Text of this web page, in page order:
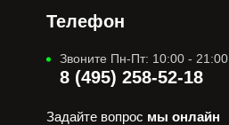
Телефон
Звоните Пн-Пт: 10:00 - 21:00
8 (495) 258-52-18
Задайте вопрос мы онлайн